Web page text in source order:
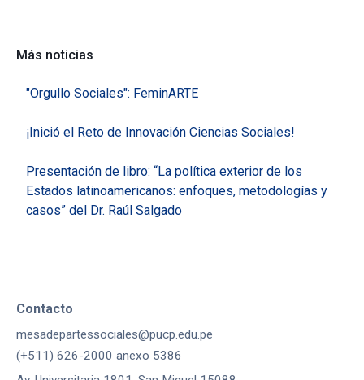
Más noticias
"Orgullo Sociales": FeminARTE
¡Inició el Reto de Innovación Ciencias Sociales!
Presentación de libro: “La política exterior de los
Estados latinoamericanos: enfoques, metodologías y
casos” del Dr. Raúl Salgado
Contacto
mesadepartessociales@pucp.edu.pe
(+511) 626-2000 anexo 5386